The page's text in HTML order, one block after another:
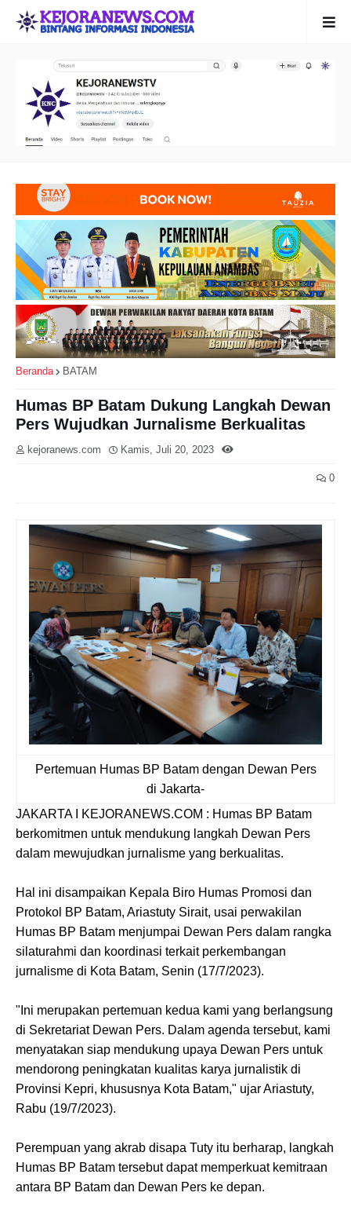
Beranda BATAM
Humas BP Batam Dukung Langkah Dewan
Pers Wujudkan Jurnalisme Berkualitas
kejoranews.com Kamis, Juli 20, 2023
0
Pertemuan Humas BP Batam dengan Dewan Pers
di Jakarta-
JAKARTA I KEJORANEWS.COM : Humas BP Batam
berkomitmen untuk mendukung langkah Dewan Pers
dalam mewujudkan jurnalisme yang berkualitas.
Hal ini disampaikan Kepala Biro Humas Promosi dan
Protokol BP Batam, Ariastuty Sirait, usai perwakilan
Humas BP Batam menjumpai Dewan Pers dalam rangka
silaturahmi dan koordinasi terkait perkembangan
jurnalisme di Kota Batam, Senin (17/7/2023).
"Ini merupakan pertemuan kedua kami yang berlangsung
di Sekretariat Dewan Pers. Dalam agenda tersebut, kami
menyatakan siap mendukung upaya Dewan Pers untuk
mendorong peningkatan kualitas karya jurnalistik di
Provinsi Kepri, khususnya Kota Batam," ujar Ariastuty,
Rabu (19/7/2023).
Perempuan yang akrab disapa Tuty itu berharap, langkah
Humas BP Batam tersebut dapat memperkuat kemitraan
antara BP Batam dan Dewan Pers ke depan.